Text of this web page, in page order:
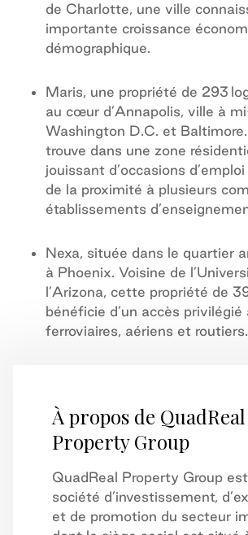
de Charlotte, une ville
importante croissance
démographique.
Maris, une propriété de 293
au cœur d’Annapolis, ville à
Washington D.C. et
trouve dans une zone
jouissant d’occasions
de la proximité à plusieurs
établissements
Nexa, située dans le quartier
à Phoenix. Voisine de
l’Arizona, cette propriété de
bénéficie d’un accès
ferroviaires, aériens et routiers.
À propos de QuadReal
Property Group
QuadReal Property Group
société d’investissement,
et de promotion du secteur